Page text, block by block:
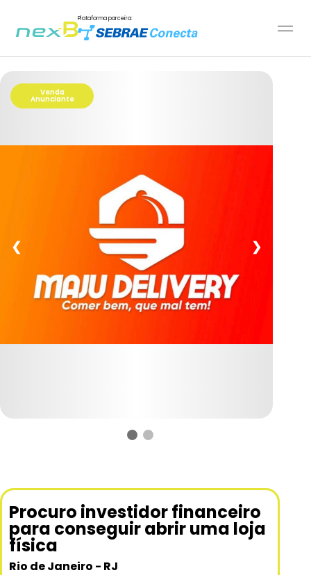
Plataforma parceira:
Venda
Anunciante
❮ ❯
Procuro investidor financeiro
para conseguir abrir uma loja
física
Rio de Janeiro - RJ